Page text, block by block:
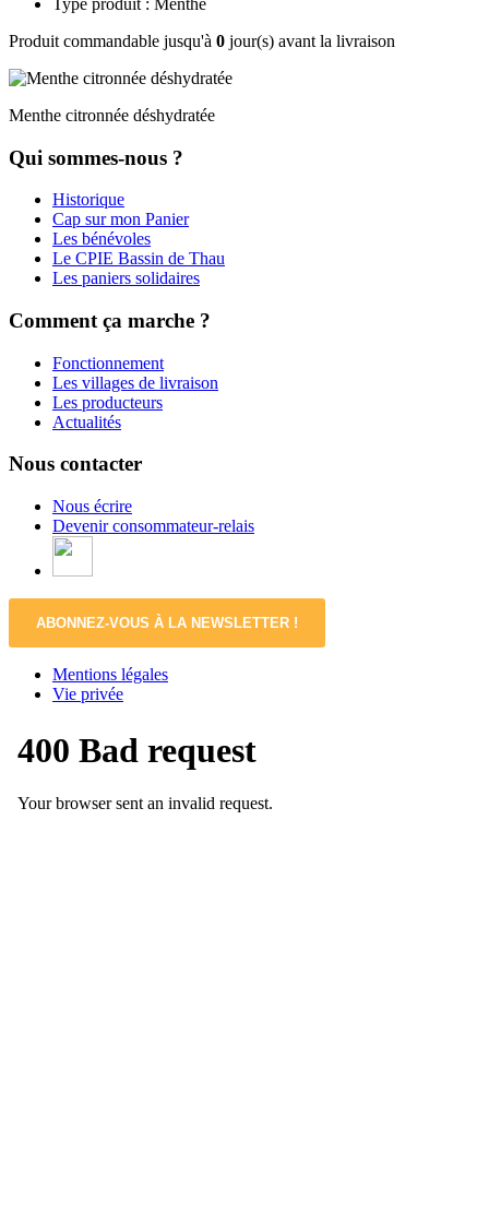
Produit commandable jusqu'à 0 jour(s) avant la livraison
Menthe citronnée déshydratée
Qui sommes-nous ?
Historique
Cap sur mon Panier
Les bénévoles
Le CPIE Bassin de Thau
Les paniers solidaires
Comment ça marche ?
Fonctionnement
Les villages de livraison
Les producteurs
Actualités
Nous contacter
Nous écrire
Devenir consommateur-relais
ABONNEZ-VOUS À LA NEWSLETTER !
Mentions légales
Vie privée